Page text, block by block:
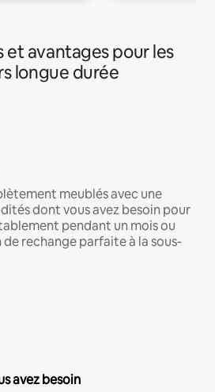
avantages pour les
longue durée
meublés avec une
dont vous avez besoin pour
pendant un mois ou
rechange parfaite à la sous-
avez besoin